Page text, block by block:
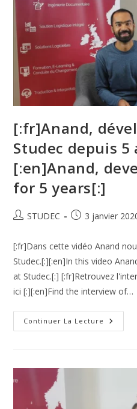
[:fr]Anand,
Studec depuis 5
[:en]Anand,
for 5 years[:]
STUDEC 3 janvier
[:fr]Dans cette vidéo Anand
Studec.[:][:en]In this video
at Studec.[:] [:fr]Retrouvez
ici [:][:en]Find the interview of…
Continuer La Lecture